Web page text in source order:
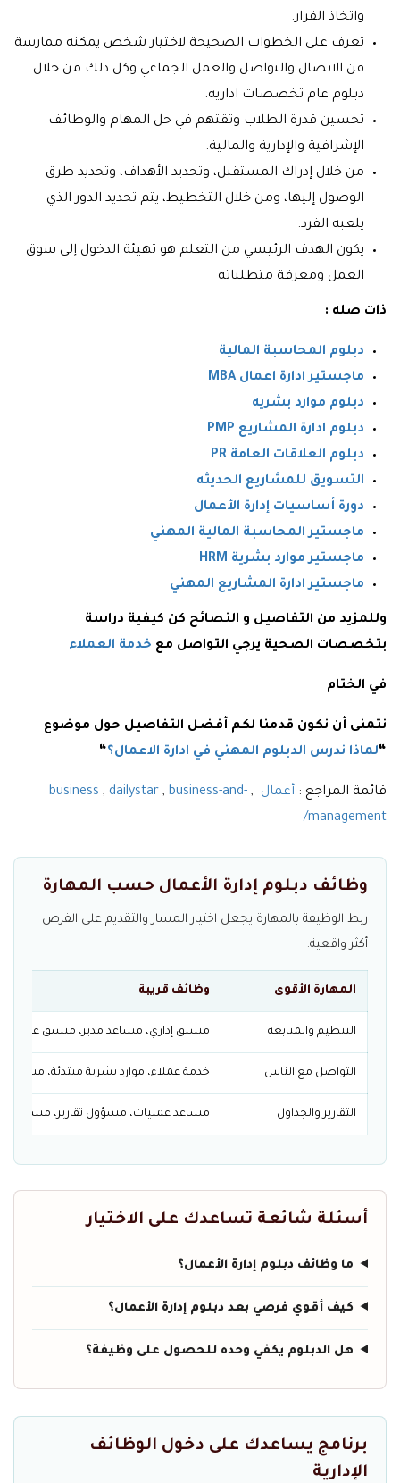
واتخاذ القرار.
تعرف على الخطوات الصحيحة لاختيار شخص يمكنه ممارسة
فن الاتصال والتواصل والعمل الجماعي وكل ذلك من خلال
دبلوم عام تخصصات اداريه.
تحسين قدرة الطلاب وثقتهم في حل المهام والوظائف
الإشرافية والإدارية والمالية.
من خلال إدراك المستقبل، وتحديد الأهداف، وتحديد طرق
الوصول إليها، ومن خلال التخطيط، يتم تحديد الدور الذي
يلعبه الفرد.
يكون الهدف الرئيسي من التعلم هو تهيئة الدخول إلى سوق
العمل ومعرفة متطلباته
ذات صله :
دبلوم المحاسبة المالية
ماجستير ادارة اعمال MBA
دبلوم موارد بشريه
دبلوم ادارة المشاريع PMP
دبلوم العلاقات العامة PR
التسويق للمشاريع الحديثه
دورة أساسيات إدارة الأعمال
ماجستير المحاسبة المالية المهني
ماجستير موارد بشرية HRM
ماجستير ادارة المشاريع المهني
وللمزيد من التفاصيل و النصائح كن كيفية دراسة
بتخصصات الصحية يرجي التواصل مع خدمة العملاء
في الختام
نتمنى أن نكون قدمنا لكم أفضل التفاصيل حول موضوع
“لماذا ندرس الدبلوم المهني في ادارة الاعمال؟“
قائمة المراجع : أعمال ,
business , dailystar , business-and-
management/
وظائف دبلوم إدارة الأعمال حسب المهارة
ربط الوظيفة بالمهارة يجعل اختيار المسار والتقديم على الفرص
أكثر واقعية.
المهارة الأقوى وظائف قريبة
التنظيم والمتابعة منسق إداري، مساعد مدير، منسق عمليات.
التواصل مع الناس خدمة عملاء، موارد بشرية مبتدئة، مبيعات.
التقارير والجداول مساعد عمليات، مسؤول تقارير، مساعد
أسئلة شائعة تساعدك على الاختيار
ما وظائف دبلوم إدارة الأعمال؟
كيف أقوي فرصي بعد دبلوم إدارة الأعمال؟
هل الدبلوم يكفي وحده للحصول على وظيفة؟
برنامج يساعدك على دخول الوظائف
الإدارية